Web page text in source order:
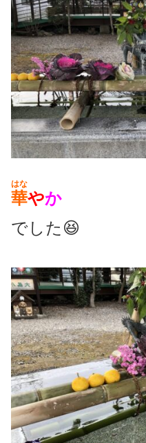
華
はな
やか
でした😆